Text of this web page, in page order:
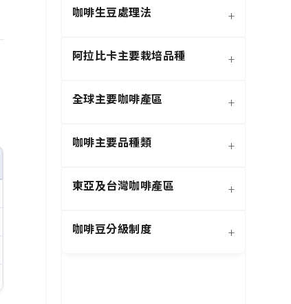
咖啡生豆處理法 +
阿拉比卡主要栽培品種 +
全球主要咖啡產區 +
咖啡主要品種類 +
東亞及台灣咖啡產區 +
咖啡豆分級制度 +